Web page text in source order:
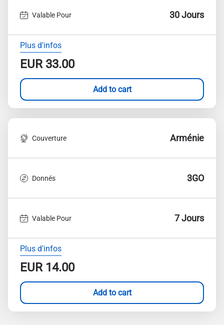
Valable Pour 30 Jours
Plus d'infos
EUR33.00
Add to cart
Couverture Arménie
Donnés 3GO
Valable Pour 7 Jours
Plus d'infos
EUR14.00
Add to cart